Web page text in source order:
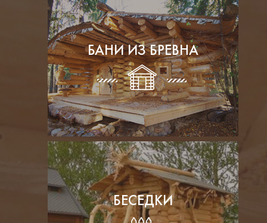
БАНИ ИЗ БРЕВНА
БЕСЕДКИ